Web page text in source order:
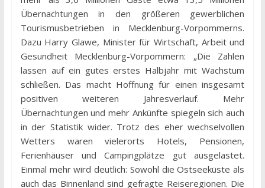
Übernachtungen in den größeren gewerblichen
Tourismusbetrieben in Mecklenburg-Vorpommerns.
Dazu Harry Glawe, Minister für Wirtschaft, Arbeit und
Gesundheit Mecklenburg-Vorpommern: „Die Zahlen
lassen auf ein gutes erstes Halbjahr mit Wachstum
schließen. Das macht Hoffnung für einen insgesamt
positiven weiteren Jahresverlauf. Mehr
Übernachtungen und mehr Ankünfte spiegeln sich auch
in der Statistik wider. Trotz des eher wechselvollen
Wetters waren vielerorts Hotels, Pensionen,
Ferienhäuser und Campingplätze gut ausgelastet.
Einmal mehr wird deutlich: Sowohl die Ostseeküste als
auch das Binnenland sind gefragte Reiseregionen. Die